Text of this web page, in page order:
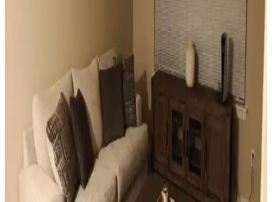
Mutfak Pencereleri İçin Estetik ve Fonksiyonel
Perde ile Jaluzi Seçenekleri
Mutfak pencereleri için perde ve jaluzi seçiminde mevcut pencere
durumu, kullanım alışkanlıkları ve dekorasyon tarzı önemlidir.
Roman storlar, bambu jaluziler ve dekoratif filmler estetik ve
fonksiyonel çözümler sunar.
Sıcak Tonlu Mekanlarda Perde ve Perde Çubuğu
Seçimi İçin Estetik ve Fonksiyonel Rehber
Sıcak beyaz duvarlar ve açık kahverengi zeminlerde perde ve perde
çubuğu seçimi, estetik ve fonksiyonel açıdan mekanın atmosferini